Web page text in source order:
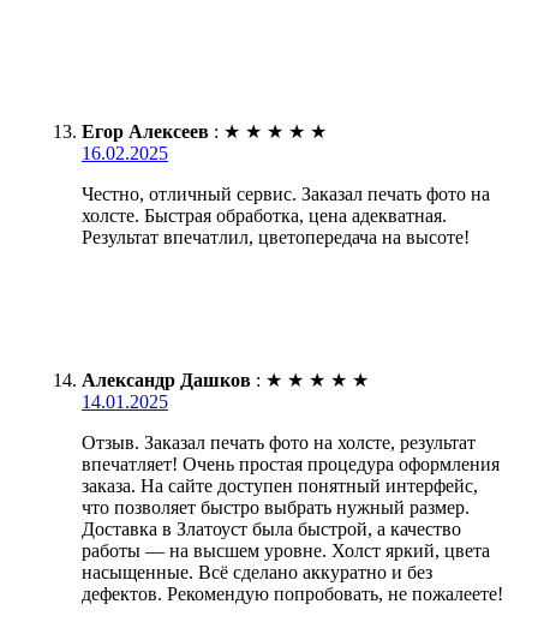
Егор Алексеев : ★ ★ ★ ★ ★
16.02.2025
Честно, отличный сервис. Заказал печать фото на
холсте. Быстрая обработка, цена адекватная.
Результат впечатлил, цветопередача на высоте!
Александр Дашков : ★ ★ ★ ★ ★
14.01.2025
Отзыв. Заказал печать фото на холсте, результат
впечатляет! Очень простая процедура оформления
заказа. На сайте доступен понятный интерфейс,
что позволяет быстро выбрать нужный размер.
Доставка в Златоуст была быстрой, а качество
работы — на высшем уровне. Холст яркий, цвета
насыщенные. Всё сделано аккуратно и без
дефектов. Рекомендую попробовать, не пожалеете!